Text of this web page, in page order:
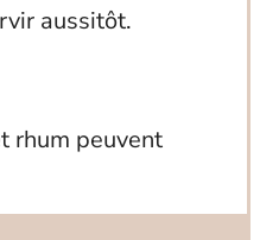
aussitôt.
rhum peuvent